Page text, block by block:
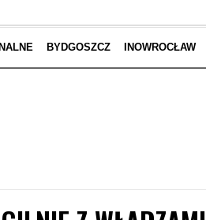
BYDGOSZCZ INOWROCŁAW